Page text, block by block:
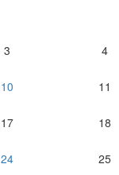
3 4
10 11
17 18
24 25